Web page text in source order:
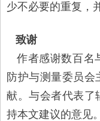
少不必要的重复，
致谢
作者感谢数百名
防护与测量委员
献。与会者代表了
持本文建议的意见。